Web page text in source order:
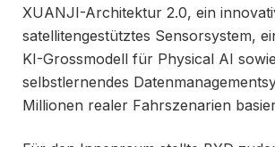
XUANJI-Architektur 2.0, ein
satellitengestütztes Sensorsystem,
KI-Grossmodell für Physical AI
selbstlernendes
Millionen realer Fahrszenarien